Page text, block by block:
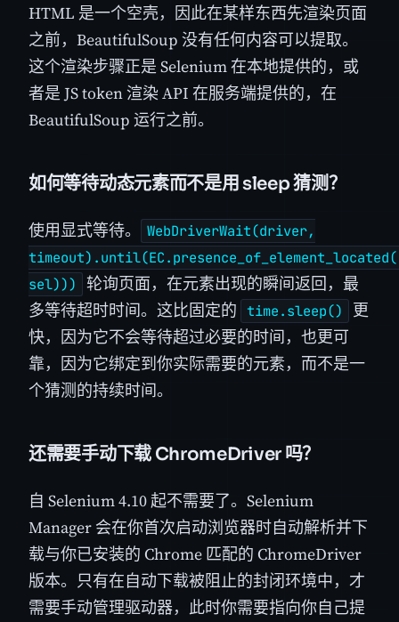
HTML 是一个空壳，因此在某样东西先渲染页面
之前，BeautifulSoup 没有任何内容可以提取。
这个渲染步骤正是 Selenium 在本地提供的，或
者是 JS token 渲染 API 在服务端提供的，在
BeautifulSoup 运行之前。
如何等待动态元素而不是用 sleep 猜测？
使用显式等待。
WebDriverWait(driver,
sel)))
轮询页面，在元素出现的瞬间返回，最
多等待超时时间。这比固定的 time.sleep()
更
快，因为它不会等待超过必要的时间，也更可
靠，因为它绑定到你实际需要的元素，而不是一
个猜测的持续时间。
还需要手动下载 ChromeDriver 吗？
自 Selenium 4.10 起不需要了。Selenium
Manager 会在你首次启动浏览器时自动解析并下
载与你已安装的 Chrome 匹配的 ChromeDriver
版本。只有在自动下载被阻止的封闭环境中，才
需要手动管理驱动器，此时你需要指向你自己提